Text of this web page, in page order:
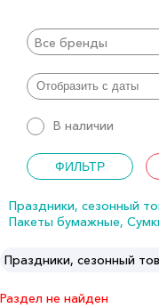
Все бренды
В наличии
Праздники, сезонный
Пакеты бумажные,
Праздники, сезонный
Раздел не найден